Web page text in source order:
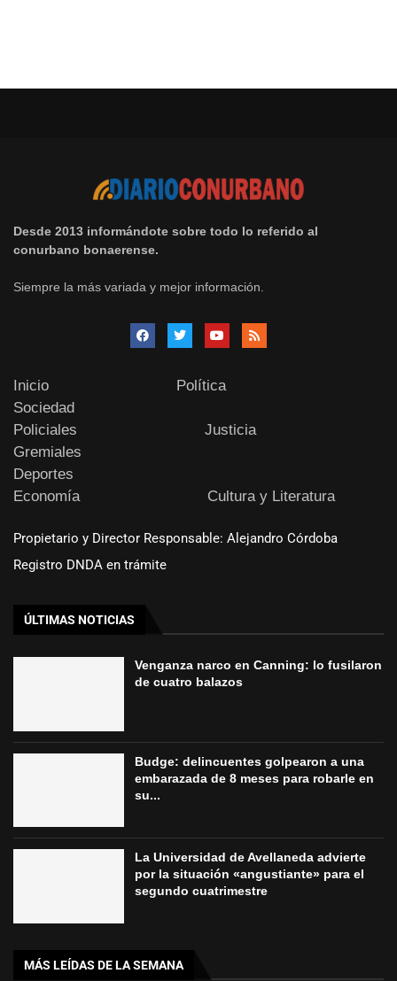
Desde 2013 informándote sobre todo lo referido al
conurbano bonaerense.
Siempre la más variada y mejor información.
Inicio
Política
Sociedad
Policiales
Justicia
Gremiales
Deportes
Economía
Cultura y Literatura
Propietario y Director Responsable: Alejandro Córdoba
Registro DNDA en trámite
ÚLTIMAS NOTICIAS
Venganza narco en Canning: lo fusilaron
de cuatro balazos
Budge: delincuentes golpearon a una
embarazada de 8 meses para robarle en
su...
La Universidad de Avellaneda advierte
por la situación «angustiante» para el
segundo cuatrimestre
MÁS LEÍDAS DE LA SEMANA